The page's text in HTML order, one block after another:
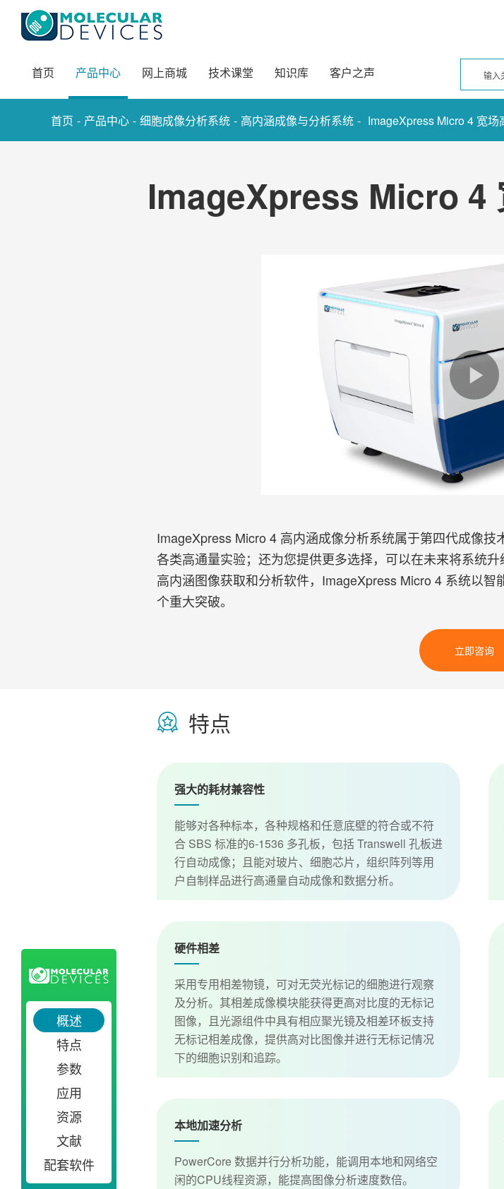
首页 产品中心 网上商城 技术课堂 知识库 客户之声
首页 - 产品中心 - 细胞成像分析系统 - 高内涵成像与分析系统 - ImageXpress Micro 4 宽
概述
特点
参数
应用
资源
文献
配套软件
ImageXpress Micro 4
ImageXpress Micro 4 高内涵成像分析系统属于第四代成像
各类高通量实验；还为您提供更多选择，可以在未来将系统
高内涵图像获取和分析软件，ImageXpress Micro 4 系统以
个重大突破。
立即咨询
特点
强大的耗材兼容性
能够对各种标本，各种规格和任意底壁的符合或不符
合 SBS 标准的6-1536 多孔板，包括 Transwell 孔板进
行自动成像；且能对玻片、细胞芯片，组织阵列等用
户自制样品进行高通量自动成像和数据分析。
硬件相差
采用专用相差物镜，可对无荧光标记的细胞进行观察
及分析。其相差成像模块能获得更高对比度的无标记
图像，且光源组件中具有相应聚光镜及相差环板支持
无标记相差成像，提供高对比图像并进行无标记情况
下的细胞识别和追踪。
本地加速分析
PowerCore 数据并行分析功能，能调用本地和网络空
闲的CPU线程资源，能提高图像分析速度数倍。